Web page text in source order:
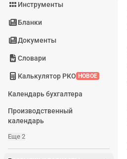
Инструменты
Бланки
Документы
Словари
Калькулятор РКО НОВОЕ
Календарь бухгалтера
Производственный
календарь
Еще 2